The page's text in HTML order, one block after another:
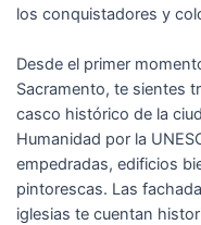
los conquistadores y
Desde el primer
Sacramento, te sientes
casco histórico de la
Humanidad por la
empedradas, edificios
pintorescas. Las
iglesias te cuentan